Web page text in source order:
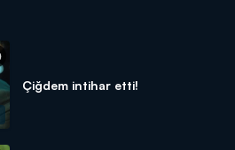
Çiğdem intihar etti!